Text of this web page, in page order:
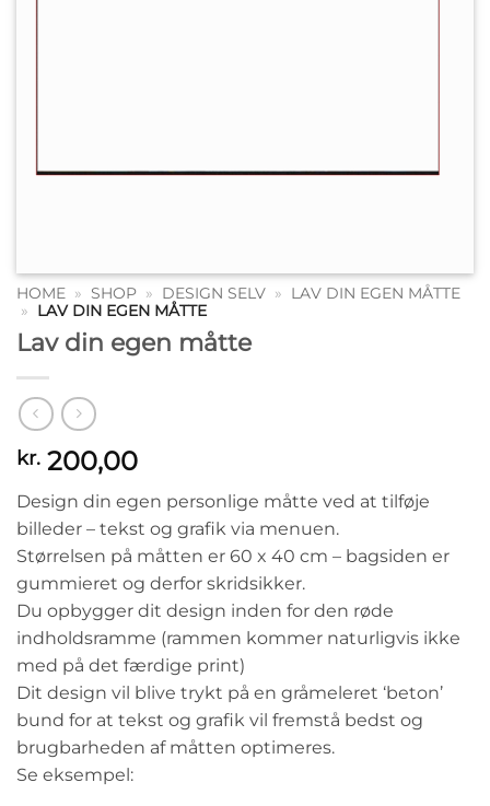
HOME » SHOP » DESIGN SELV »
LAV DIN EGEN MÅTTE
»
LAV DIN EGEN MÅTTE
Lav din egen måtte
kr. 200,00
Design din egen personlige måtte ved at tilføje
billeder – tekst og grafik via menuen.
Størrelsen på måtten er 60 x 40 cm – bagsiden er
gummieret og derfor skridsikker.
Du opbygger dit design inden for den røde
indholdsramme (rammen kommer naturligvis ikke
med på det færdige print)
Dit design vil blive trykt på en gråmeleret ‘beton’
bund for at tekst og grafik vil fremstå bedst og
brugbarheden af måtten optimeres.
Se eksempel: